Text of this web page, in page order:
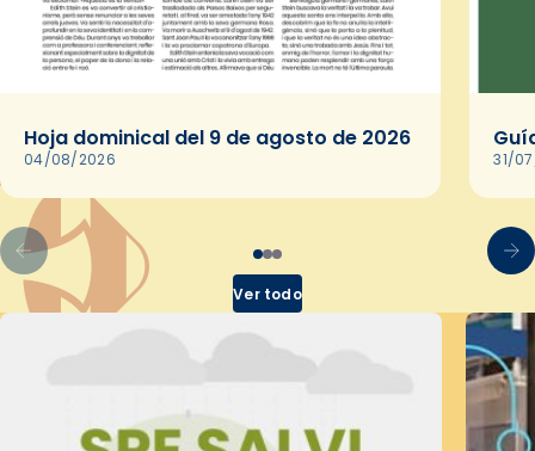
Hoja dominical del 9 de agosto de 2026
04/08/2026 31/
Ver todo